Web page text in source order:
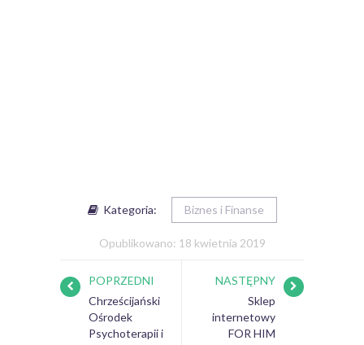
Kategoria: Biznes i Finanse
Opublikowano: 18 kwietnia 2019
POPRZEDNI
Chrześcijański
Ośrodek
Psychoterapii i
NASTĘPNY
Sklep
internetowy
FOR HIM